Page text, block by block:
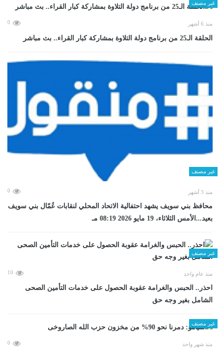
غير مصنف
منذ 6 أشهر 0
الحلقة الـ25 من برنامج دولة التلاوة بمشاركة كبار القراء.. بث مباشر
غير مصنف
منذ 3 أشهر 0
محافظ بني سويف يشهد احتفالية الاتحاد المحلي لنقابات عُمّال بني سويف
بعيد...الأمس الثلاثاء، 19 مايو 2026 08:19 مـ
غير مصنف
منذ عام واحد 10
احذر.. الحبس والغرامة عقوبة الحصول على خدمات التأمين الصحى
الشامل بغير وجه حق
غير مصنف
منذ شهر واحد 0